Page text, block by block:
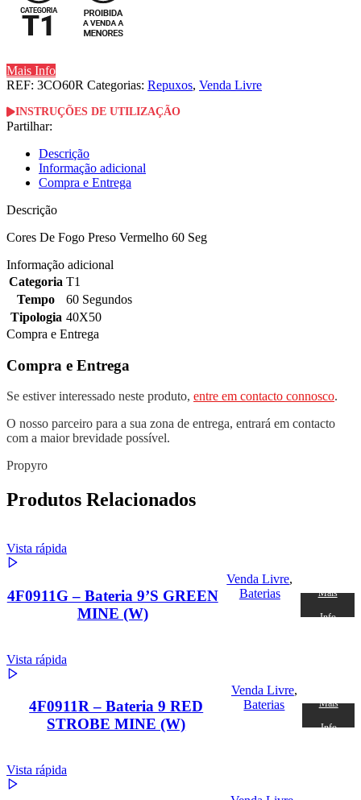
Mais Info
REF: 3CO60R Categorias: Repuxos, Venda Livre
INSTRUÇÕES DE UTILIZAÇÃO
Partilhar:
Descrição
Informação adicional
Compra e Entrega
Descrição
Cores De Fogo Preso Vermelho 60 Seg
Informação adicional
Categoria T1
Tempo
60 Segundos
Tipologia 40X50
Compra e Entrega
Compra e Entrega
Se estiver interessado neste produto, entre em contacto connosco.
O nosso parceiro para a sua zona de entrega, entrará em contacto
com a maior brevidade possível.
Propyro
Produtos Relacionados
Vista rápida
4F0911G – Bateria 9’S GREEN
MINE (W)
Venda Livre,
Baterias
Mais
Info
Vista rápida
4F0911R – Bateria 9 RED
STROBE MINE (W)
Venda Livre,
Baterias
Mais
Info
Vista rápida